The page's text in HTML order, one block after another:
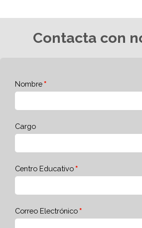
Contacta con
Nombre
Cargo
Centro Educativo
Correo Electrónico